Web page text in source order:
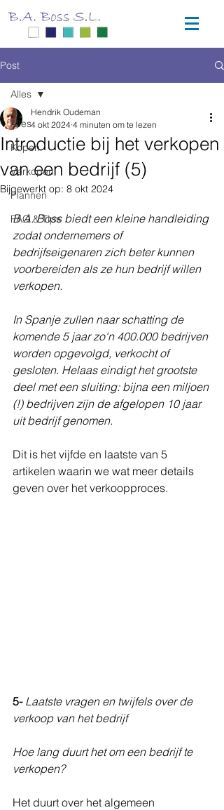
Post
Alles
Kopen
Verkopen
Plannen
FAQ & Tips
Alles
Introductie bij het verkopen
van een bedrijf (5)
Hendrik Oudeman
4 okt 2024 4 minuten om te lezen
Bijgewerkt op: 8 okt 2024
B.A. Boss biedt een kleine handleiding
zodat ondernemers of
bedrijfseigenaren zich beter kunnen
voorbereiden als ze hun bedrijf willen
verkopen.
In Spanje zullen naar schatting de
komende 5 jaar zo'n 400.000 bedrijven
worden opgevolgd, verkocht of
gesloten. Helaas eindigt het grootste
deel met een sluiting: bijna een miljoen
(!) bedrijven zijn de afgelopen 10 jaar
uit bedrijf genomen.
Dit is het vijfde en laatste van 5
artikelen waarin we wat meer details
geven over het verkoopproces.
5- Laatste vragen en twijfels over de
verkoop van het bedrijf
Hoe lang duurt het om een ​​bedrijf te
verkopen?
Het duurt over het algemeen